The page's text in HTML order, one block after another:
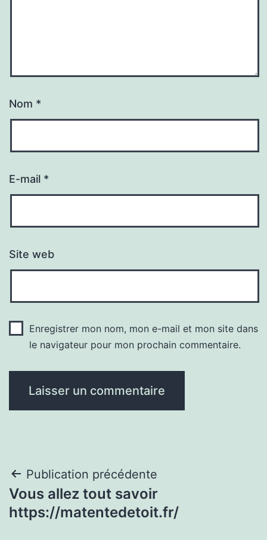
Nom *
E-mail *
Site web
Enregistrer mon nom, mon e-mail et mon site dans
le navigateur pour mon prochain commentaire.
Navigation
de
Publication précédente
Vous allez tout savoir
https://matentedetoit.fr/